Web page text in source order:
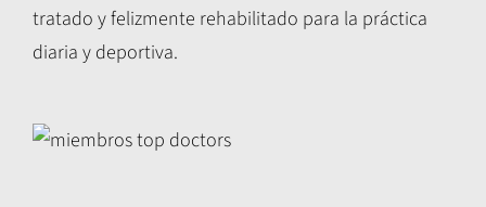
tratado y felizmente rehabilitado para la práctica
diaria y deportiva.